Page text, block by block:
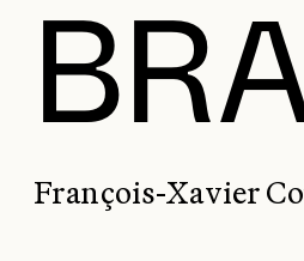
François-Xavier